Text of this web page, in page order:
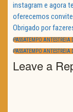
instagram e agora
oferecemos
Obrigado por
de
artigos
PREVIOUS
PASSATEMPO ANTESTREIA
NEXT
PASSATEMPO ANTESTREIA
Leave a